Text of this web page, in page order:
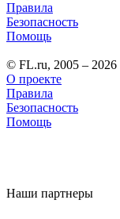
Правила
Безопасность
Помощь
© FL.ru, 2005 – 2026
О проекте
Правила
Безопасность
Помощь
Наши партнеры